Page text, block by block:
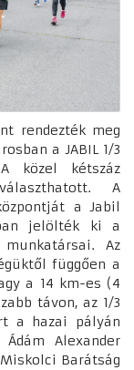
rendezték meg
a JABIL 1/3
közel kétszáz
A
a Jabil
jelölték ki a
Az
függően a
a 14 km-es (4
távon, az 1/3
a hazai pályán
Alexander
Barátság